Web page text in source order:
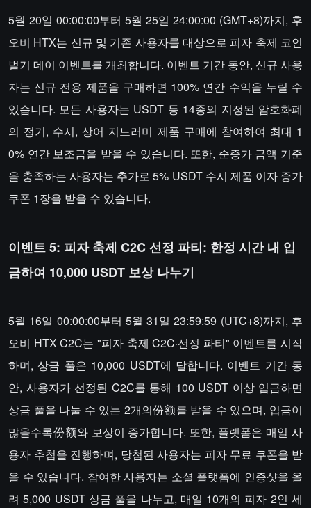
5월 20일 00:00:00부터 5월 25일 24:00:00 (GMT+8)까지, 후
오비 HTX는 신규 및 기존 사용자를 대상으로 피자 축제 코인
벌기 데이 이벤트를 개최합니다. 이벤트 기간 동안, 신규 사용
자는 신규 전용 제품을 구매하면 100% 연간 수익을 누릴 수
있습니다. 모든 사용자는 USDT 등 14종의 지정된 암호화폐
의 정기, 수시, 상어 지느러미 제품 구매에 참여하여 최대 1
0% 연간 보조금을 받을 수 있습니다. 또한, 순증가 금액 기준
을 충족하는 사용자는 추가로 5% USDT 수시 제품 이자 증가
쿠폰 1장을 받을 수 있습니다.
이벤트 5: 피자 축제 C2C 선정 파티: 한정 시간 내 입
금하여 10,000 USDT 보상 나누기
5월 16일 00:00:00부터 5월 31일 23:59:59 (UTC+8)까지, 후
오비 HTX C2C는 "피자 축제 C2C·선정 파티" 이벤트를 시작
하며, 상금 풀은 10,000 USDT에 달합니다. 이벤트 기간 동
안, 사용자가 선정된 C2C를 통해 100 USDT 이상 입금하면
상금 풀을 나눌 수 있는 2개의份额를 받을 수 있으며, 입금이
많을수록份额와 보상이 증가합니다. 또한, 플랫폼은 매일 사
용자 추첨을 진행하며, 당첨된 사용자는 피자 무료 쿠폰을 받
을 수 있습니다. 참여한 사용자는 소셜 플랫폼에 인증샷을 올
려 5,000 USDT 상금 풀을 나누고, 매일 10개의 피자 2인 세